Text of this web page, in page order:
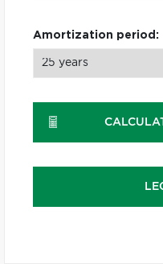
Amortization period: